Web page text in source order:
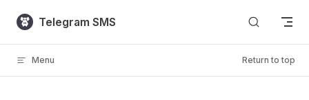
Skip to content
Telegram SMS
Menu Return to top